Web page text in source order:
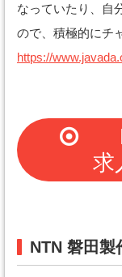
なっていたり、自
ので、積極的にチ
https://
求
NTN 磐田